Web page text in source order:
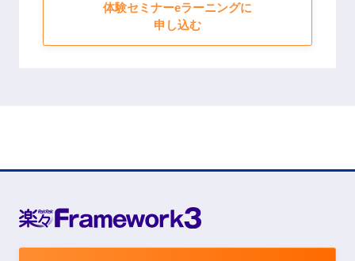
体験セミナーeラーニングに
申し込む